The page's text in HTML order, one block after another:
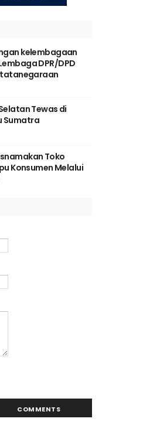
kelembagaan
DPR/DPD
Tewas di
Sumatra
Toko
Konsumen Melalui
COMMENTS